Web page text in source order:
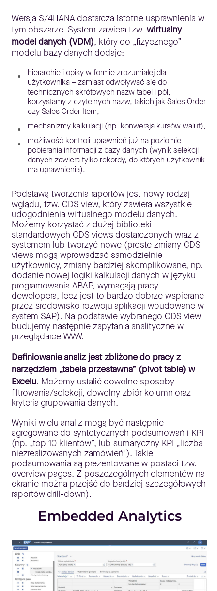
Wersja S/4HANA dostarcza istotne usprawnienia w
tym obszarze. System zawiera tzw. wirtualny
model danych (VDM), który do „fizycznego”
modelu bazy danych dodaje:
hierarchie i opisy w formie zrozumiałej dla
użytkownika – zamiast odwoływać się do
technicznych skrótowych nazw tabel i pól,
korzystamy z czytelnych nazw, takich jak Sales Order
czy Sales Order Item,
mechanizmy kalkulacji (np. konwersja kursów walut),
możliwość kontroli uprawnień już na poziomie
pobierania informacji z bazy danych (wynik selekcji
danych zawiera tylko rekordy, do których użytkownik
ma uprawnienia).
Podstawą tworzenia raportów jest nowy rodzaj
wglądu, tzw. CDS view, który zawiera wszystkie
udogodnienia wirtualnego modelu danych.
Możemy korzystać z dużej biblioteki
standardowych CDS views dostarczonych wraz z
systemem lub tworzyć nowe (proste zmiany CDS
views mogą wprowadzać samodzielnie
użytkownicy, zmiany bardziej skomplikowane, np.
dodanie nowej logiki kalkulacji danych w języku
programowania ABAP, wymagają pracy
dewelopera, lecz jest to bardzo dobrze wspierane
przez środowisko rozwoju aplikacji wbudowane w
system SAP). Na podstawie wybranego CDS view
budujemy następnie zapytania analityczne w
przeglądarce WWW.
Definiowanie analiz jest zbliżone do pracy z
narzędziem „tabela przestawna” (pivot table) w
Excelu. Możemy ustalić dowolne sposoby
filtrowania/selekcji, dowolny zbiór kolumn oraz
kryteria grupowania danych.
Wyniki wielu analiz mogą być następnie
agregowane do syntetycznych podsumowań i KPI
(np. „top 10 klientów”, lub sumaryczny KPI „liczba
niezrealizowanych zamówień"). Takie
podsumowania są prezentowane w postaci tzw.
overview pages. Z poszczególnych elementów na
ekranie można przejść do bardziej szczegółowych
raportów drill-down).
Embedded Analytics